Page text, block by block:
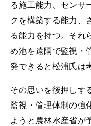
る施工能力、センサ
クを構築する能力、
る能力を持つ。それ
め池を遠隔で監視・
発できると松浦氏は
その思いを後押しす
監視・管理体制の強
ようと農林水産省が